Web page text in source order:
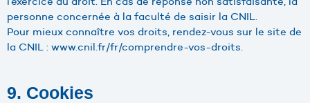
personne concernée à la faculté de saisir la CNIL.
Pour mieux connaître vos droits, rendez-vous sur le site de
la CNIL : www.cnil.fr/fr/comprendre-vos-droits.
9. Cookies